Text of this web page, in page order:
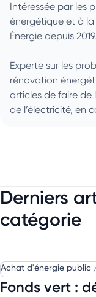
Intéressée par les
énergétique et à
Énergie depuis 2019.
Experte sur les
rénovation
articles de faire
de l’électricité, en
Derniers
catégorie
Achat d'énergie public
Fonds vert :